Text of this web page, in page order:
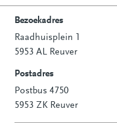
Contactinformatie
Bezoekadres
Raadhuisplein 1
5953 AL Reuver
Postadres
Postbus 4750
5953 ZK Reuver